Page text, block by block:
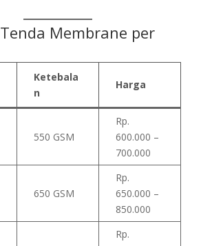
Tenda Membrane per
Ketebala
n
Harga
550 GSM
Rp.
600.000 –
700.000
650 GSM
Rp.
650.000 –
850.000
Rp.